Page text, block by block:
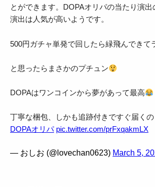
とができます。DOPAオリパの当たり演
演出は人気が高いようです。
500円ガチャ単発で回したら緑飛んできて
と思ったらまさかのプチュン
DOPAはワンコインから夢があって最高
丁寧な梱包、しかも追跡付きですぐ届く
DOPAオリパ pic.twitter.com/prFxqakmLX
— おしお (@lovechan0623) March 5,